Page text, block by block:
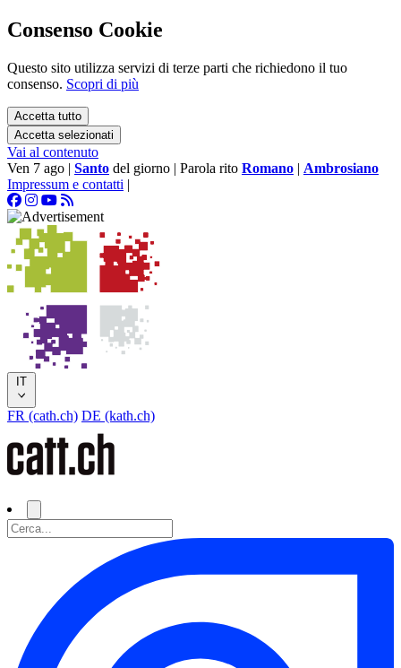
Consenso Cookie
Questo sito utilizza servizi di terze parti che richiedono il tuo
consenso. Scopri di più
Accetta tutto
Accetta selezionati
Vai al contenuto
Ven 7 ago | Santo del giorno | Parola rito Romano | Ambrosiano
Impressum e contatti |
IT
FR (cath.ch) DE (kath.ch)